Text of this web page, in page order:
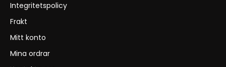
Integritetspolicy
Frakt
Mitt konto
Mina ordrar